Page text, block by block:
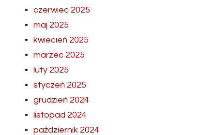
czerwiec 2025
maj 2025
kwiecień 2025
marzec 2025
luty 2025
styczeń 2025
grudzień 2024
listopad 2024
październik 2024